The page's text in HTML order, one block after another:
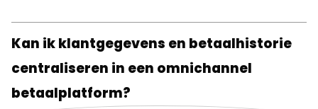
Kan ik klantgegevens en betaalhistorie
centraliseren in een omnichannel
betaalplatform?